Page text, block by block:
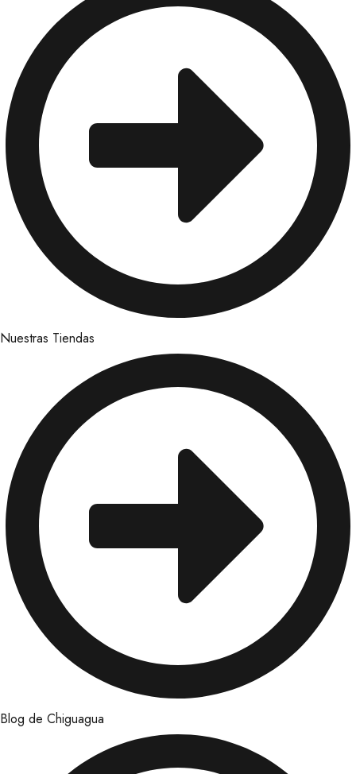
Nuestras Tiendas
Blog de Chiguagua